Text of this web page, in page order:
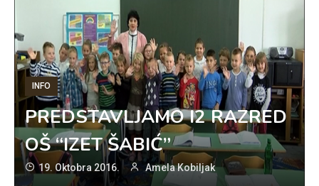
INFO
PREDSTAVLJAMO I2 RAZRED
OŠ “IZET ŠABIĆ”
19. Oktobra 2016. Amela Kobiljak